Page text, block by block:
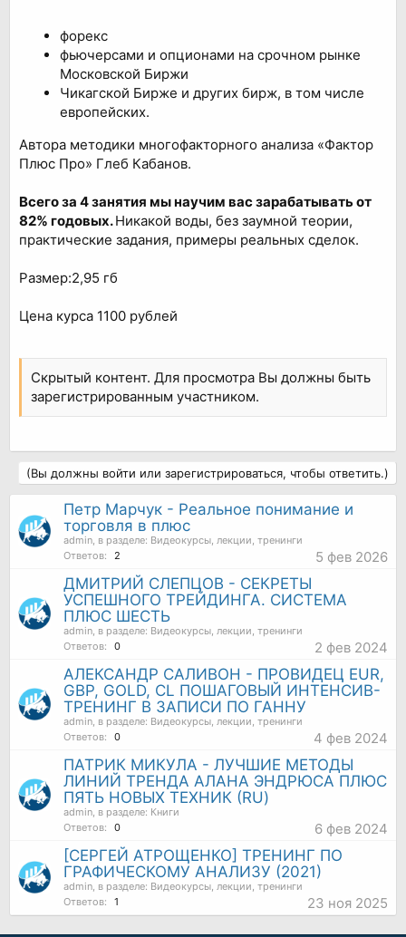
форекс
фьючерсами и опционами на срочном рынке
Московской Биржи
Чикагской Бирже и других бирж, в том числе
европейских.
Автора методики многофакторного анализа «Фактор
Плюс Про» Глеб Кабанов.
Всего за 4 занятия мы научим вас зарабатывать от
82% годовых.Никакой воды, без заумной теории,
практические задания, примеры реальных сделок.
Размер:2,95 гб
Цена курса 1100 рублей
Скрытый контент. Для просмотра Вы должны быть
зарегистрированным участником.
(Вы должны войти или зарегистрироваться, чтобы ответить.)
Петр Марчук - Реальное понимание и
торговля в плюс
admin , в разделе: Видеокурсы, лекции, тренинги
Ответов:
2 5 фев 2026
ДМИТРИЙ СЛЕПЦОВ - СЕКРЕТЫ
УСПЕШНОГО ТРЕЙДИНГА. СИСТЕМА
ПЛЮС ШЕСТЬ
admin , в разделе: Видеокурсы, лекции, тренинги
Ответов:
0 2 фев 2024
АЛЕКСАНДР САЛИВОН - ПРОВИДЕЦ EUR,
GBP, GOLD, CL ПОШАГОВЫЙ ИНТЕНСИВ-
ТРЕНИНГ В ЗАПИСИ ПО ГАННУ
admin , в разделе: Видеокурсы, лекции, тренинги
Ответов:
0 4 фев 2024
ПАТРИК МИКУЛА - ЛУЧШИЕ МЕТОДЫ
ЛИНИЙ ТРЕНДА АЛАНА ЭНДРЮСА ПЛЮС
ПЯТЬ НОВЫХ ТЕХНИК (RU)
admin , в разделе: Книги
Ответов:
0 6 фев 2024
[СЕРГЕЙ АТРОЩЕНКО] ТРЕНИНГ ПО
ГРАФИЧЕСКОМУ АНАЛИЗУ (2021)
admin , в разделе: Видеокурсы, лекции, тренинги
Ответов:
1 23 ноя 2025